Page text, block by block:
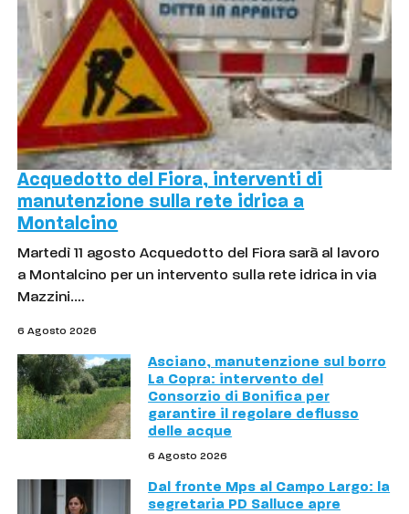
Acquedotto del Fiora, interventi di
manutenzione sulla rete idrica a
Montalcino
Martedì 11 agosto Acquedotto del Fiora sarà al lavoro
a Montalcino per un intervento sulla rete idrica in via
Mazzini.…
6 Agosto 2026
Asciano, manutenzione sul borro
La Copra: intervento del
Consorzio di Bonifica per
garantire il regolare deflusso
delle acque
6 Agosto 2026
Dal fronte Mps al Campo Largo: la
segretaria PD Salluce apre